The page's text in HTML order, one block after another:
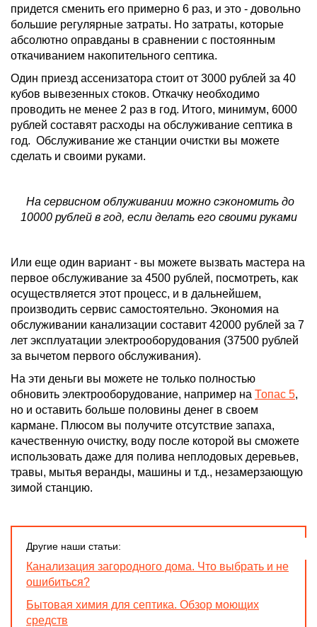
придется сменить его примерно 6 раз, и это - довольно
большие регулярные затраты. Но затраты, которые
абсолютно оправданы в сравнении с постоянным
откачиванием накопительного септика.
Один приезд ассенизатора стоит от 3000 рублей за 40
кубов вывезенных стоков. Откачку необходимо
проводить не менее 2 раз в год. Итого, минимум, 6000
рублей составят расходы на обслуживание септика в
год. Обслуживание же станции очистки вы можете
сделать и своими руками.
На сервисном облуживании можно сэкономить до
10000 рублей в год, если делать его своими руками
Или еще один вариант - вы можете вызвать мастера на
первое обслуживание за 4500 рублей, посмотреть, как
осуществляется этот процесс, и в дальнейшем,
производить сервис самостоятельно. Экономия на
обслуживании канализации составит 42000 рублей за 7
лет эксплуатации электрооборудования (37500 рублей
за вычетом первого обслуживания).
На эти деньги вы можете не только полностью
обновить электрооборудование, например на Топас 5,
но и оставить больше половины денег в своем
кармане. Плюсом вы получите отсутствие запаха,
качественную очистку, воду после которой вы сможете
использовать даже для полива неплодовых деревьев,
травы, мытья веранды, машины и т.д., незамерзающую
зимой станцию.
Другие наши статьи:
Канализация загородного дома. Что выбрать и не
ошибиться?
Бытовая химия для септика. Обзор моющих
средств